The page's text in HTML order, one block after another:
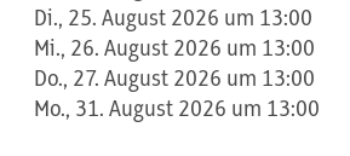
Di., 25. August 2026 um 13:00
Mi., 26. August 2026 um 13:00
Do., 27. August 2026 um 13:00
Mo., 31. August 2026 um 13:00